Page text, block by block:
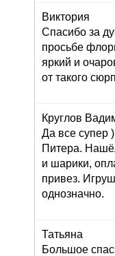
Виктория
Спасибо за
просьбе
яркий и
от такого
Круглов
Да все супер
Питера.
и шарики,
привез.
однозначно.
Татьяна
Большое